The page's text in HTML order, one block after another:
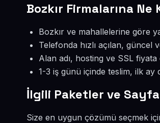
Bozkır Firmalarına Ne
Bozkır ve mahallelerine göre
Telefonda hızlı açılan, güncel
Alan adı, hosting ve SSL fiyata
1-3 iş günü içinde teslim, ilk ay
İlgili Paketler ve
Size en uygun çözümü seçmek